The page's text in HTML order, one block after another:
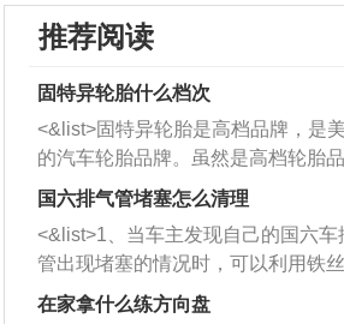
推荐阅读
固特异轮胎什么档次
<&list>固特异轮胎是高档品牌，是
的汽车轮胎品牌。虽然是高档轮胎品
牌，但是中高低端的轮胎都有生产，
也是为了更好的开拓市场。
国六排气管堵塞怎么清理
<&list>1、当车主发现自己的国六车
管出现堵塞的情况时，可以利用铁
者是细棍，直接将杂物给取出来，如
在家拿什么练方向盘